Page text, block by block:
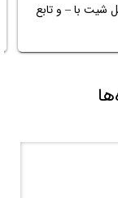
شیت با – و تابع